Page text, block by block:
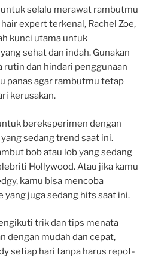
selalu merawat rambutmu
expert terkenal, Rachel Zoe,
kunci utama untuk
sehat dan indah. Gunakan
rutin dan hindari penggunaan
panas agar rambutmu tetap
kerusakan.
bereksperimen dengan
sedang trend saat ini.
bob atau lob yang sedang
Hollywood. Atau jika kamu
kamu bisa mencoba
juga sedang hits saat ini.
trik dan tips menata
dengan mudah dan cepat,
setiap hari tanpa harus repot-